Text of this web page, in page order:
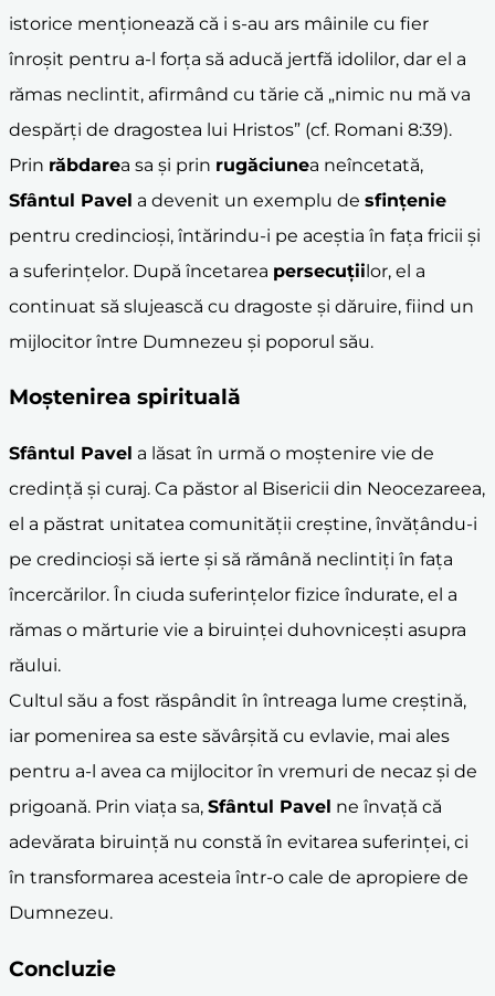
istorice menționează că i s-au ars mâinile cu fier
înroșit pentru a-l forța să aducă jertfă idolilor, dar el a
rămas neclintit, afirmând cu tărie că „nimic nu mă va
despărți de dragostea lui Hristos” (cf. Romani 8:39).
Prin răbdarea sa și prin rugăciunea neîncetată,
Sfântul Pavel a devenit un exemplu de sfințenie
pentru credincioși, întărindu-i pe aceștia în fața fricii și
a suferințelor. După încetarea persecuțiilor, el a
continuat să slujească cu dragoste și dăruire, fiind un
mijlocitor între Dumnezeu și poporul său.
Moștenirea spirituală
Sfântul Pavel a lăsat în urmă o moștenire vie de
credință și curaj. Ca păstor al Bisericii din Neocezareea,
el a păstrat unitatea comunității creștine, învățându-i
pe credincioși să ierte și să rămână neclintiți în fața
încercărilor. În ciuda suferințelor fizice îndurate, el a
rămas o mărturie vie a biruinței duhovnicești asupra
răului.
Cultul său a fost răspândit în întreaga lume creștină,
iar pomenirea sa este săvârșită cu evlavie, mai ales
pentru a-l avea ca mijlocitor în vremuri de necaz și de
prigoană. Prin viața sa, Sfântul Pavel ne învață că
adevărata biruință nu constă în evitarea suferinței, ci
în transformarea acesteia într-o cale de apropiere de
Dumnezeu.
Concluzie